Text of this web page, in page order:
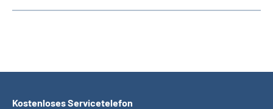
Kostenloses Servicetelefon